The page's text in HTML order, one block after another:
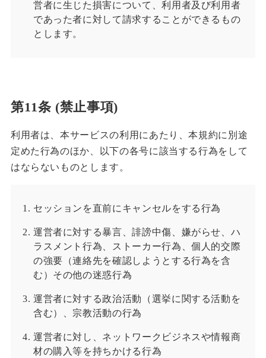
営者に生じた損害について、利用者及び利用者
であった者に対して請求することができるもの
とします。
第11条 (禁止事項)
利用者は、本サービスの利用にあたり、本規約に別途
定めた行為のほか、以下の各号に該当する行為をして
はならないものとします。
セッションを直前にキャンセルをする行為
運営者に対する暴言、誹謗中傷、嫌がらせ、ハ
ラスメント行為、ストーカー行為、個人的交際
の強要（連絡先を確認しようとする行為を含
む）その他の迷惑行為
運営者に対する政治活動（選挙に関する活動を
含む）、宗教活動の行為
運営者に対し、ネットワークビジネスや情報商
材の購入等を持ちかける行為